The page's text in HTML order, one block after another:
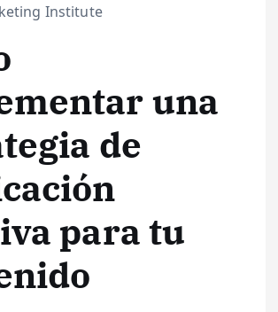
Institute
una
de
para tu